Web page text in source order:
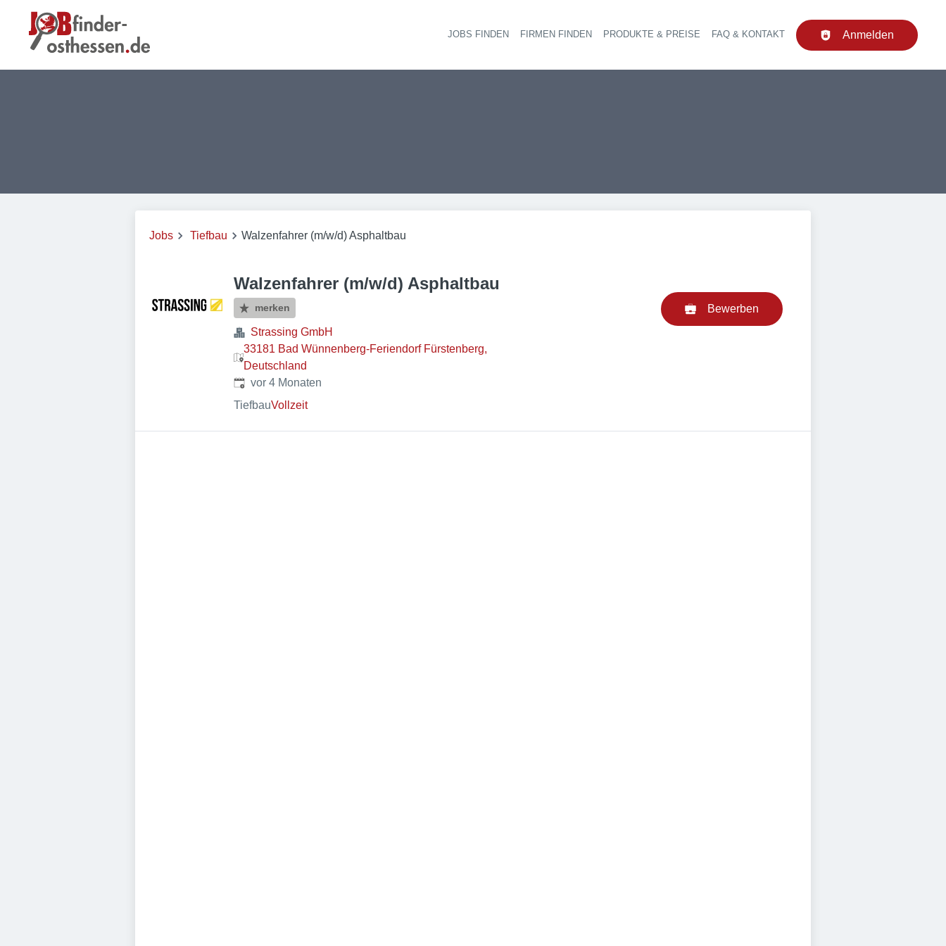
Haupt-Navigation
JOBS FINDEN FIRMEN FINDEN PRODUKTE & PREISE FAQ & KONTAKT Anmelden
Jobs Tiefbau Walzenfahrer (m/w/d) Asphaltbau
Walzenfahrer (m/w/d) Asphaltbau
merken
Strassing GmbH
33181 Bad Wünnenberg-Feriendorf Fürstenberg,
Deutschland
Veröffentlicht:
vor 4 Monaten
TiefbauVollzeit
Bewerben